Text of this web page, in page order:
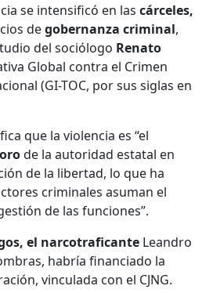
se intensificó en lascárceles,
degobernanza criminal,
del sociólogo Renato
Global contra el Crimen
(GI-TOC, por sus siglas en
que la violencia es “el
de la autoridad estatal en
de la libertad, lo que ha
criminales asuman el
de las funciones”.
el narcotraficante Leandro
habría financiado la
vinculada con el CJNG.